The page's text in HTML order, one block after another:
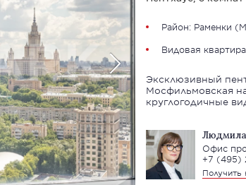
Район: Раменки (
Видовая квартира
Эксклюзивный
Мосфильмовская
круглогодичные
Людмила
Офис
+7 (495)
Получить